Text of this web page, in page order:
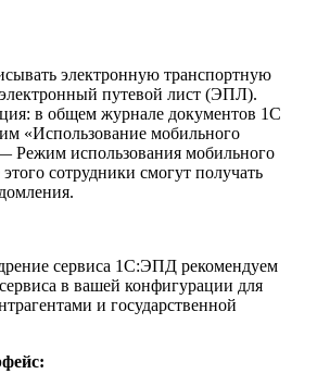
электронную транспортную
путевой лист (ЭПЛ).
в общем журнале документов 1С
«Использование мобильного
использования мобильного
сотрудники смогут получать
сервиса 1С:ЭПД рекомендуем
в вашей конфигурации для
и государственной